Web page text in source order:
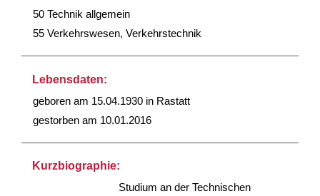
50 Technik allgemein
55 Verkehrswesen, Verkehrstechnik
Lebensdaten:
geboren am 15.04.1930 in Rastatt
gestorben am 10.01.2016
Kurzbiographie:
Studium an der Technischen